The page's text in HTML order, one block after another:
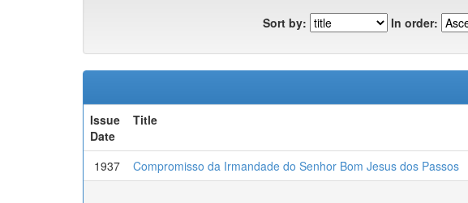
Sort by: In order:
Issue
Date
Title
1937 Compromisso da Irmandade do Senhor Bom Jesus dos Passos